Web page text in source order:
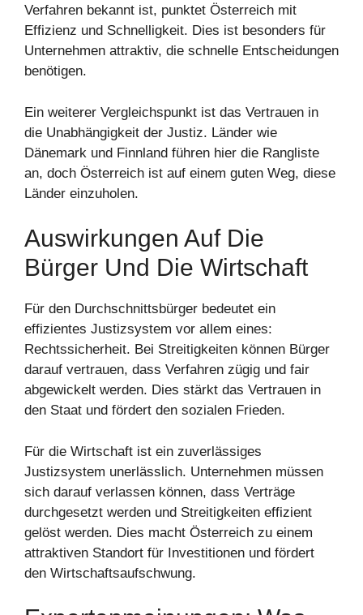
Verfahren bekannt ist, punktet Österreich mit
Effizienz und Schnelligkeit. Dies ist besonders für
Unternehmen attraktiv, die schnelle Entscheidungen
benötigen.
Ein weiterer Vergleichspunkt ist das Vertrauen in
die Unabhängigkeit der Justiz. Länder wie
Dänemark und Finnland führen hier die Rangliste
an, doch Österreich ist auf einem guten Weg, diese
Länder einzuholen.
Auswirkungen Auf Die
Bürger Und Die Wirtschaft
Für den Durchschnittsbürger bedeutet ein
effizientes Justizsystem vor allem eines:
Rechtssicherheit. Bei Streitigkeiten können Bürger
darauf vertrauen, dass Verfahren zügig und fair
abgewickelt werden. Dies stärkt das Vertrauen in
den Staat und fördert den sozialen Frieden.
Für die Wirtschaft ist ein zuverlässiges
Justizsystem unerlässlich. Unternehmen müssen
sich darauf verlassen können, dass Verträge
durchgesetzt werden und Streitigkeiten effizient
gelöst werden. Dies macht Österreich zu einem
attraktiven Standort für Investitionen und fördert
den Wirtschaftsaufschwung.